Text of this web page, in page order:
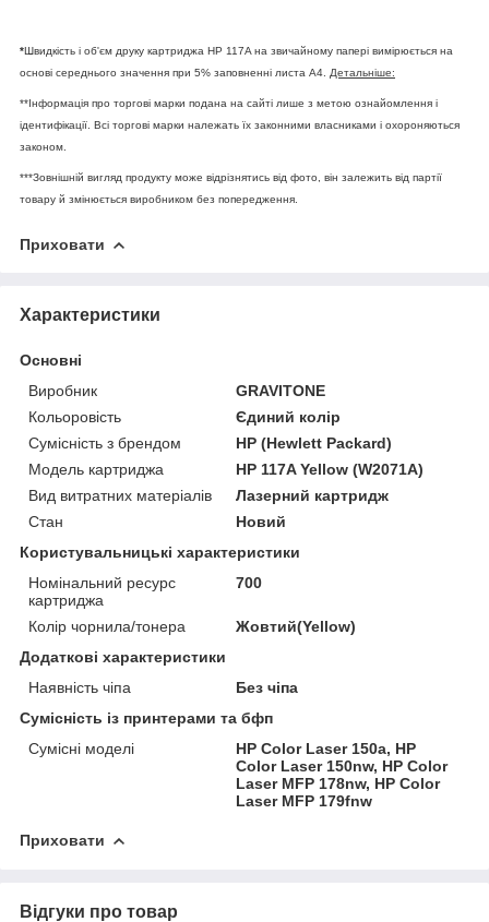
*Швидкість і об'єм друку картриджа HP 117A на звичайному папері вимірюється на
основі середнього значення при 5% заповненні листа А4. Детальніше:
**Інформація про торгові марки подана на сайті лише з метою ознайомлення і
ідентифікації. Всі торгові марки належать їх законними власниками і охороняються
законом.
***Зовнішній вигляд продукту може відрізнятись від фото, він залежить від партії
товару й змінюється виробником без попередження.
Приховати
Характеристики
Основні
Виробник
GRAVITONE
Кольоровість
Єдиний колір
Сумісність з брендом
HP (Hewlett Packard)
Модель картриджа
HP 117A Yellow (W2071A)
Вид витратних матеріалів
Лазерний картридж
Стан
Новий
Користувальницькі характеристики
Номінальний ресурс
картриджа
700
Колір чорнила/тонера
Жовтий(Yellow)
Додаткові характеристики
Наявність чіпа
Без чіпа
Сумісність із принтерами та бфп
Сумісні моделі
HP Color Laser 150a, HP
Color Laser 150nw, HP Color
Laser MFP 178nw, HP Color
Laser MFP 179fnw
Приховати
Відгуки про товар